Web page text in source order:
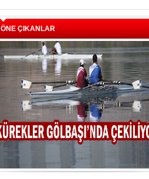
ÖNE ÇIKANLAR